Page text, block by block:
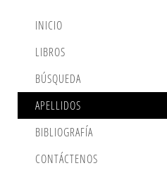
INICIO
LIBROS
BÚSQUEDA
APELLIDOS
BIBLIOGRAFÍA
CONTÁCTENOS